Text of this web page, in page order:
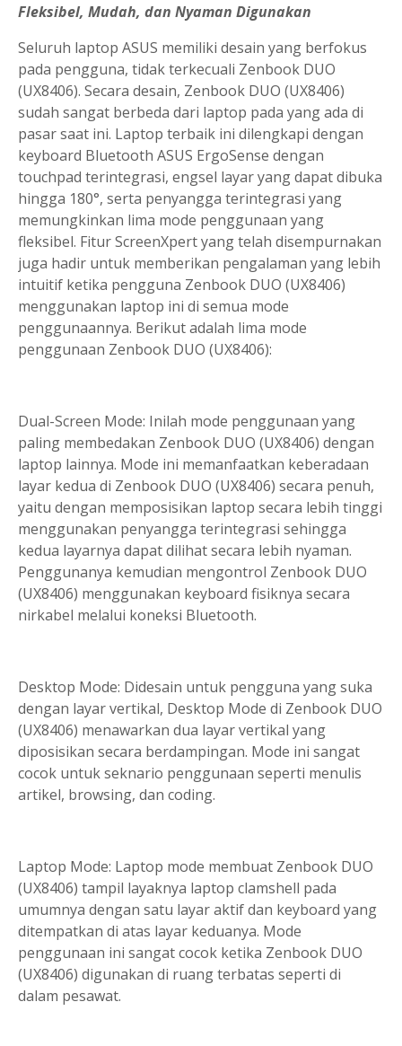
Fleksibel, Mudah, dan Nyaman Digunakan
Seluruh laptop ASUS memiliki desain yang berfokus
pada pengguna, tidak terkecuali Zenbook DUO
(UX8406). Secara desain, Zenbook DUO (UX8406)
sudah sangat berbeda dari laptop pada yang ada di
pasar saat ini. Laptop terbaik ini dilengkapi dengan
keyboard Bluetooth ASUS ErgoSense dengan
touchpad terintegrasi, engsel layar yang dapat dibuka
hingga 180°, serta penyangga terintegrasi yang
memungkinkan lima mode penggunaan yang
fleksibel. Fitur ScreenXpert yang telah disempurnakan
juga hadir untuk memberikan pengalaman yang lebih
intuitif ketika pengguna Zenbook DUO (UX8406)
menggunakan laptop ini di semua mode
penggunaannya. Berikut adalah lima mode
penggunaan Zenbook DUO (UX8406):
Dual-Screen Mode: Inilah mode penggunaan yang
paling membedakan Zenbook DUO (UX8406) dengan
laptop lainnya. Mode ini memanfaatkan keberadaan
layar kedua di Zenbook DUO (UX8406) secara penuh,
yaitu dengan memposisikan laptop secara lebih tinggi
menggunakan penyangga terintegrasi sehingga
kedua layarnya dapat dilihat secara lebih nyaman.
Penggunanya kemudian mengontrol Zenbook DUO
(UX8406) menggunakan keyboard fisiknya secara
nirkabel melalui koneksi Bluetooth.
Desktop Mode: Didesain untuk pengguna yang suka
dengan layar vertikal, Desktop Mode di Zenbook DUO
(UX8406) menawarkan dua layar vertikal yang
diposisikan secara berdampingan. Mode ini sangat
cocok untuk seknario penggunaan seperti menulis
artikel, browsing, dan coding.
Laptop Mode: Laptop mode membuat Zenbook DUO
(UX8406) tampil layaknya laptop clamshell pada
umumnya dengan satu layar aktif dan keyboard yang
ditempatkan di atas layar keduanya. Mode
penggunaan ini sangat cocok ketika Zenbook DUO
(UX8406) digunakan di ruang terbatas seperti di
dalam pesawat.